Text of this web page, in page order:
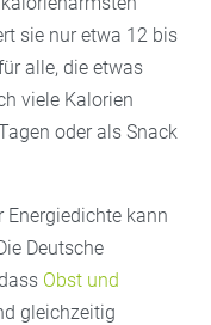
sie nur etwa 12 bis
alle, die etwas
viele Kalorien
oder als Snack
Energiedichte kann
Deutsche
Obst und
gleichzeitig